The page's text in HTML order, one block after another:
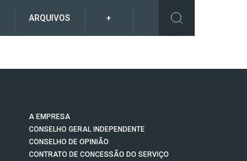
ARQUIVOS +
A EMPRESA
CONSELHO GERAL INDEPENDENTE
CONSELHO DE OPINIÃO
CONTRATO DE CONCESSÃO DO SERVIÇO